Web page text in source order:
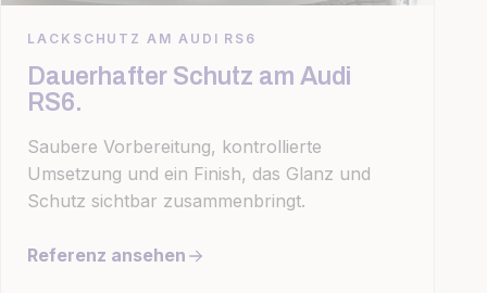
LACKSCHUTZ AM AUDI RS6
Dauerhafter Schutz am Audi
RS6.
Saubere Vorbereitung, kontrollierte
Umsetzung und ein Finish, das Glanz und
Schutz sichtbar zusammenbringt.
Referenz ansehen